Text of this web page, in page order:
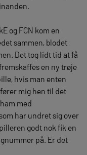
og FCN kom en
sammen, blodet
Det tog lidt tid at få
en ny trøje
hvis man enten
mig hen til det
med
har undret sig over
godt nok fik en
på. Er det